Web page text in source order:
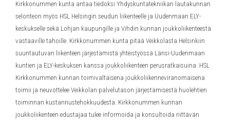
Kirkkonummen kunta antaa tiedoksi Yhdyskuntatekniikan lautakunnan
selonteon myös HSL Helsingin seudun liikenteelle ja Uudenmaan ELY-
keskukselle sekä Lohjan kaupungille ja Vihdin kunnan joukkoliikenteestä
vastaaville tahoille. Kirkkonummen kunta pitää Veikkolasta Helsinkiin
suuntautuvan liikenteen järjestämistä yhteistyössä Länsi-Uudenmaan
kuntien ja ELY-keskuksen kanssa joukkoliikenteen perusratkaisuina. HSL
Kirkkonummen kunnan toimivaltaisena joukkoliikenneviranomaisena
toimii ja neuvottelee Veikkolan palvelutason järjestämisestä huolehtien
toiminnan kustannustehokkuudesta. Kirkkonummen kunnan
joukkoliikenteen edustajaa tulee informoida ja konsultoida riittävän